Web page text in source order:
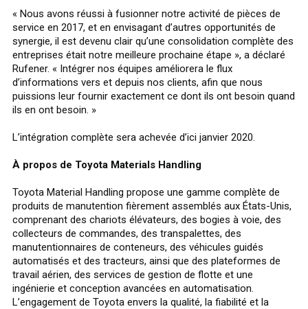
« Nous avons réussi à fusionner notre activité de pièces de
service en 2017, et en envisagant d’autres opportunités de
synergie, il est devenu clair qu’une consolidation complète des
entreprises était notre meilleure prochaine étape », a déclaré
Rufener. « Intégrer nos équipes améliorera le flux
d’informations vers et depuis nos clients, afin que nous
puissions leur fournir exactement ce dont ils ont besoin quand
ils en ont besoin. »
L’intégration complète sera achevée d’ici janvier 2020.
À propos de Toyota Materials Handling
Toyota Material Handling propose une gamme complète de
produits de manutention fièrement assemblés aux États-Unis,
comprenant des chariots élévateurs, des bogies à voie, des
collecteurs de commandes, des transpalettes, des
manutentionnaires de conteneurs, des véhicules guidés
automatisés et des tracteurs, ainsi que des plateformes de
travail aérien, des services de gestion de flotte et une
ingénierie et conception avancées en automatisation.
L’engagement de Toyota envers la qualité, la fiabilité et la